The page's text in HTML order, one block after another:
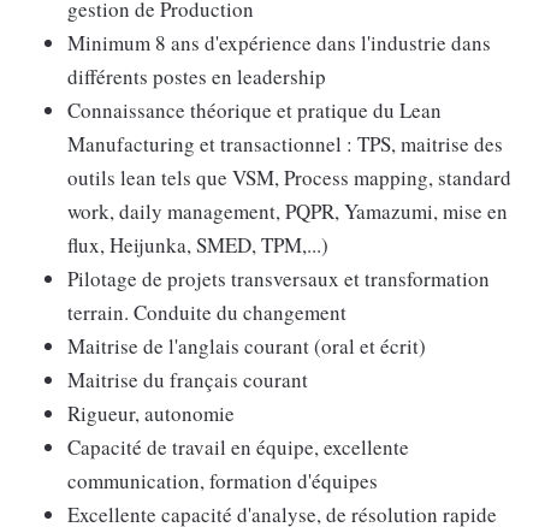
gestion de Production
Minimum 8 ans d'expérience dans l'industrie dans
différents postes en leadership
Connaissance théorique et pratique du Lean
Manufacturing et transactionnel : TPS, maitrise des
outils lean tels que VSM, Process mapping, standard
work, daily management, PQPR, Yamazumi, mise en
flux, Heijunka, SMED, TPM,...)
Pilotage de projets transversaux et transformation
terrain. Conduite du changement
Maitrise de l'anglais courant (oral et écrit)
Maitrise du français courant
Rigueur, autonomie
Capacité de travail en équipe, excellente
communication, formation d'équipes
Excellente capacité d'analyse, de résolution rapide